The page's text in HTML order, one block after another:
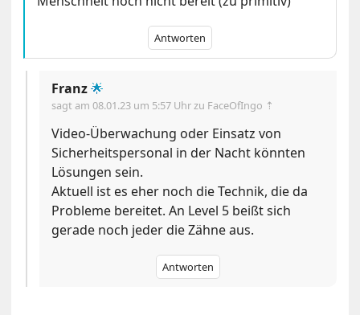
Antworten
Franz🌟
sagt am08.01.23 um 5:57 Uhrzu FaceOfIngo ⇡
Video-Überwachung oder Einsatz von
Sicherheitspersonal in der Nacht könnten
Lösungen sein.
Aktuell ist es eher noch die Technik, die da
Probleme bereitet. An Level 5 beißt sich
gerade noch jeder die Zähne aus.
Antworten